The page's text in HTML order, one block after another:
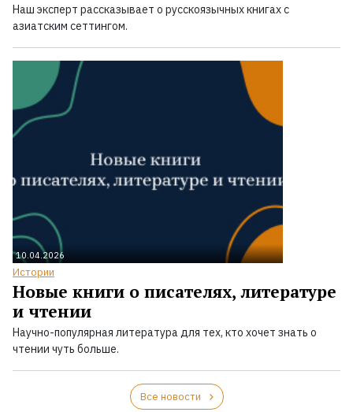
Наш эксперт рассказывает о русскоязычных книгах с
азиатским сеттингом.
10.04.2026
Истории
Новые книги о писателях, литературе
и чтении
Научно-популярная литература для тех, кто хочет знать о
чтении чуть больше.
Все новости